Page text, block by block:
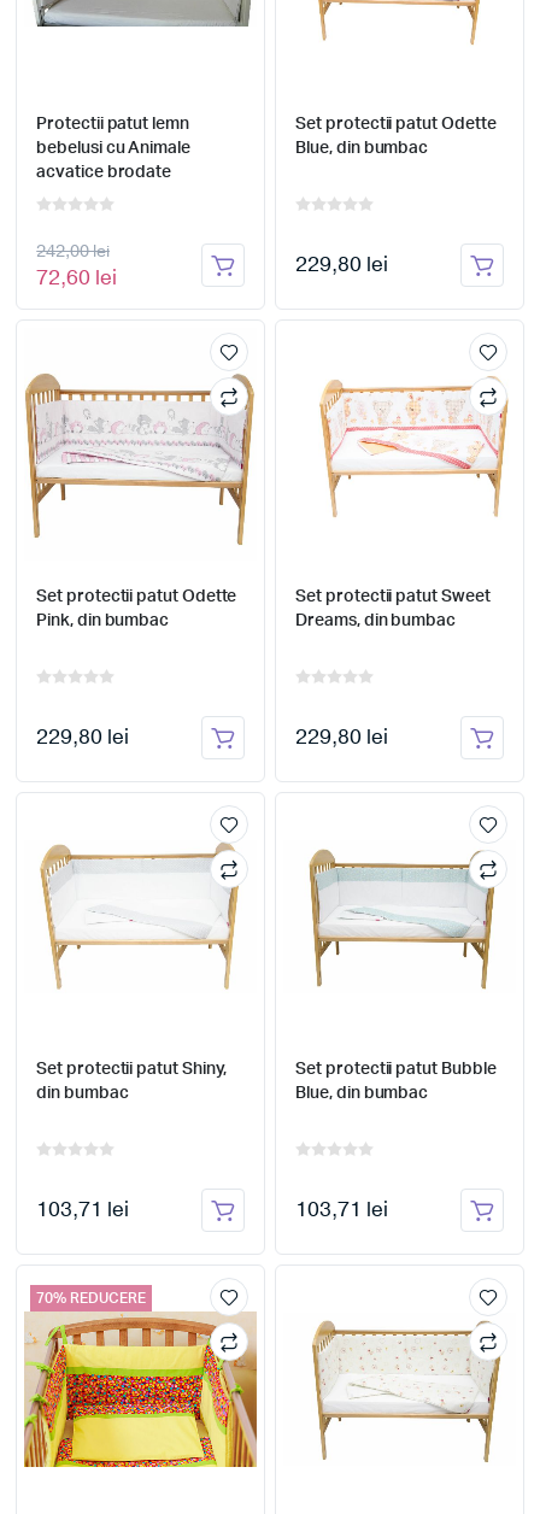
Protectii patut lemn
bebelusi cu Animale
acvatice brodate
242,00 lei
72,60 lei
Set protectii patut Odette
Blue, din bumbac
229,80 lei
Set protectii patut Odette
Pink, din bumbac
229,80 lei
Set protectii patut Sweet
Dreams, din bumbac
229,80 lei
Set protectii patut Shiny,
din bumbac
103,71 lei
Set protectii patut Bubble
Blue, din bumbac
103,71 lei
70% REDUCERE